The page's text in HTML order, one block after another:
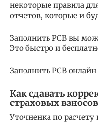
некоторые правила
отчетов, которые и
Заполнить РСВ вы
Это быстро и
Заполнить РСВ онлайн
Как сдавать
страховых взносов
Уточненка по